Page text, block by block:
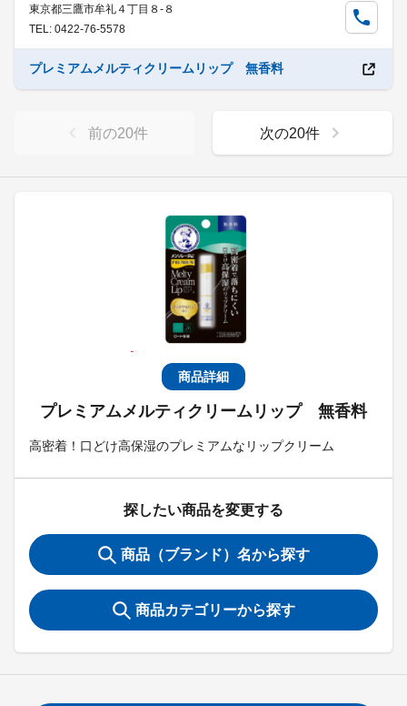
商品詳細
プレミアムメルティクリームリップ 無香料
高密着！口どけ高保湿のプレミアムなリップクリーム
探したい商品を変更する
商品（ブランド）名から探す
商品カテゴリーから探す
東京都三鷹市牟礼４丁目８-８
TEL: 0422-76-5578
プレミアムメルティクリームリップ 無香料
前の20件 次の20件